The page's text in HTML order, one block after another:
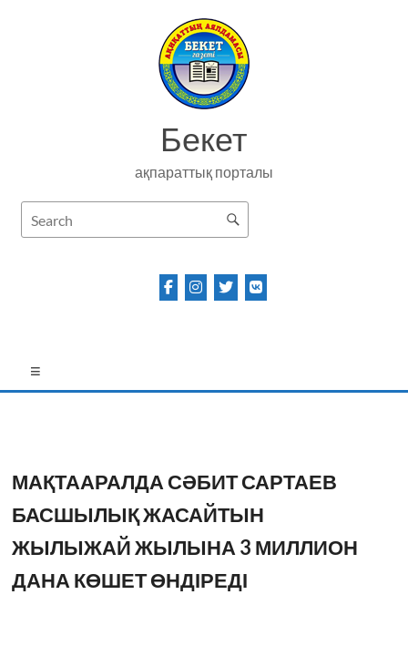
Бекет
ақпараттық порталы
МАҚТААРАЛДА СӘБИТ САРТАЕВ
БАСШЫЛЫҚ ЖАСАЙТЫН
ЖЫЛЫЖАЙ ЖЫЛЫНА 3 МИЛЛИОН
ДАНА КӨШЕТ ӨНДІРЕДІ